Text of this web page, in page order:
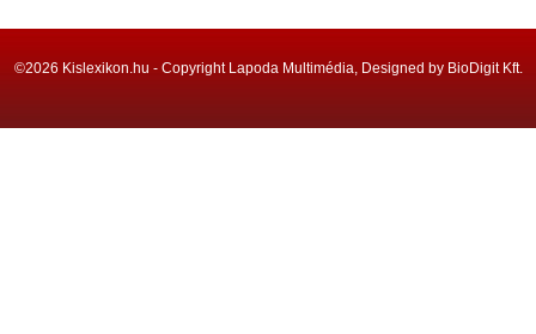
©2026 Kislexikon.hu - Copyright Lapoda Multimédia, Designed by BioDigit Kft.